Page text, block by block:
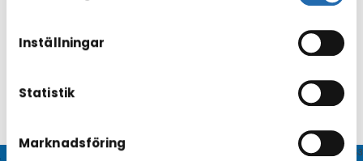
Inställningar
Statistik
Marknadsföring
V4.1663